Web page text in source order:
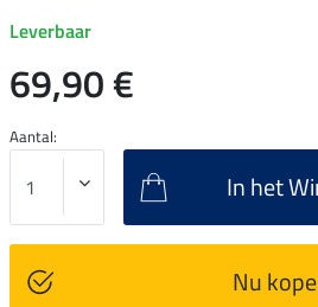
Leverbaar
69,90 €
Aantal:
In het
Nu